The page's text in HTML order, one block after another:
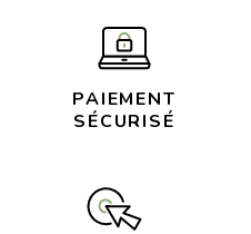
PAIEMENT
SÉCURISÉ